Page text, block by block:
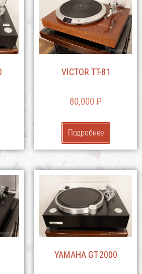
VICTOR TT-81
80,000₽
Подробнее
YAMAHA GT-2000